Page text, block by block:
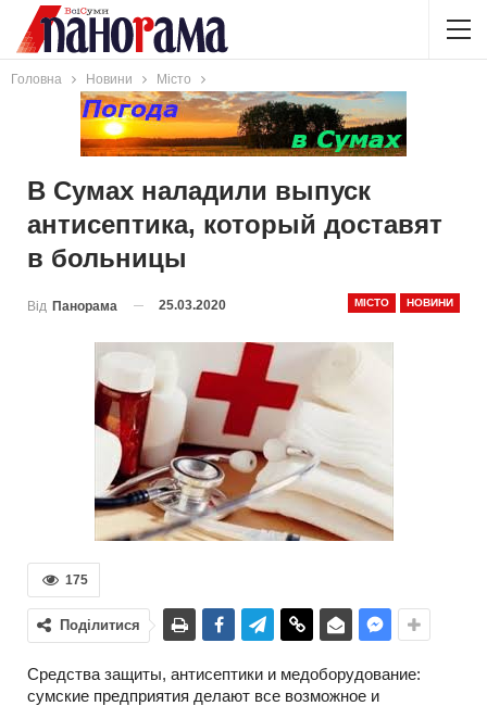
Головна Новини Місто
В Сумах наладили выпуск
антисептика, который доставят
в больницы
МІСТО НОВИНИ
Від Панорама 25.03.2020
175
Поділитися
Средства защиты, антисептики и медоборудование:
сумские предприятия делают все возможное и